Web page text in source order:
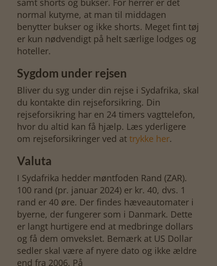
samt shorts og bukser. For herrer er det
normal kutyme, at man til middagen
benytter bukser og ikke shorts. Meget fint tøj
er kun nødvendigt på helt særlige lodges og
hoteller.
Sygdom under rejsen
Bliver du syg under din rejse i Sydafrika, skal
du kontakte din rejseforsikring. Din
rejseforsikring har en 24 timers vagttelefon,
hvor du altid kan få hjælp. Læs yderligere
om rejseforsikringer ved at trykke her.
Valuta
I Sydafrika hedder møntfoden Rand (ZAR).
100 rand (pr. januar 2024) er kr. 40, dvs. 1
rand er 40 øre. Der findes hæveautomater i
byerne, der fungerer som i Danmark. Dette
er langt hurtigere end at medbringe dollars
og få dem omvekslet. Bemærk at US Dollar
sedler skal være af nyere dato og ikke ældre
end fra 2006. På